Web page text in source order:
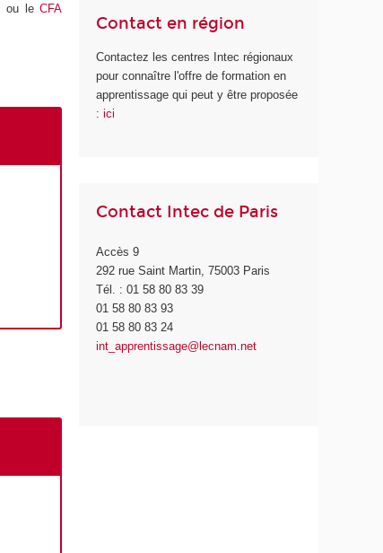
ou leCFA
Contact en région
Contactez les centres Intec régionaux
pour connaître l'offre de formation en
apprentissage qui peut y être proposée
:ici
Contact Intec de Paris
Accès 9
292 rue Saint Martin, 75003 Paris
Tél. : 01 58 80 83 39
01 58 80 83 93
01 58 80 83 24
int_apprentissage@lecnam.net